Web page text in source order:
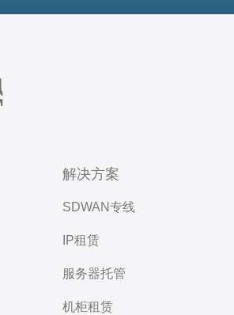
解决方案
SDWAN专线
IP租赁
服务器托管
机柜租赁